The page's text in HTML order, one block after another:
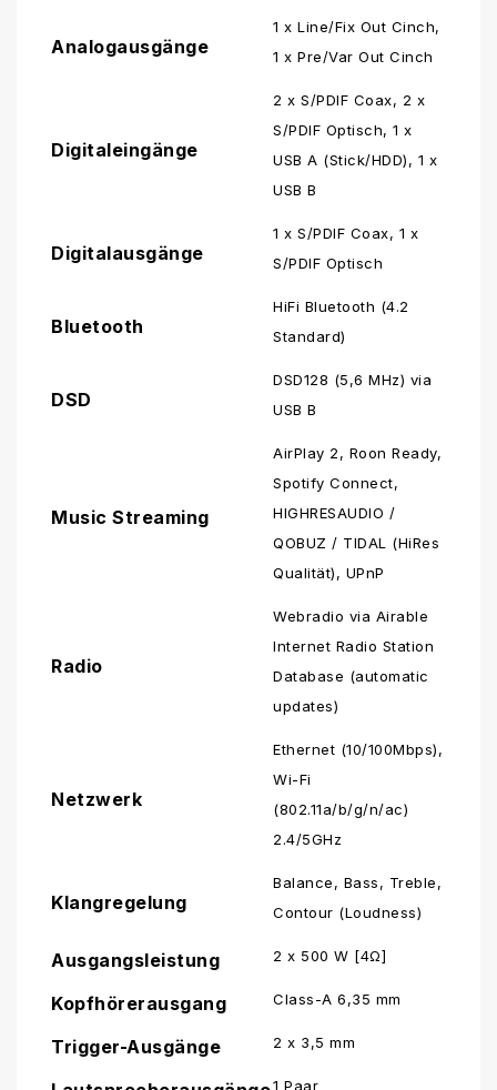
Analogausgänge
1 x Line/Fix Out Cinch,
1 x Pre/Var Out Cinch
Digitaleingänge
2 x S/PDIF Coax, 2 x
S/PDIF Optisch, 1 x
USB A (Stick/HDD), 1 x
USB B
Digitalausgänge
1 x S/PDIF Coax, 1 x
S/PDIF Optisch
Bluetooth
HiFi Bluetooth (4.2
Standard)
DSD
DSD128 (5,6 MHz) via
USB B
Music Streaming
AirPlay 2, Roon Ready,
Spotify Connect,
HIGHRESAUDIO /
QOBUZ / TIDAL (HiRes
Qualität), UPnP
Radio
Webradio via Airable
Internet Radio Station
Database (automatic
updates)
Netzwerk
Ethernet (10/100Mbps),
Wi-Fi
(802.11a/b/g/n/ac)
2.4/5GHz
Klangregelung
Balance, Bass, Treble,
Contour (Loudness)
Ausgangsleistung 2 x 500 W [4Ω]
Kopfhörerausgang Class-A 6,35 mm
Trigger-Ausgänge 2 x 3,5 mm
1 Paar